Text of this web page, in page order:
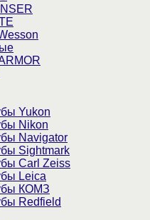
Yukon
Nikon
Navigator
Sightmark
Carl Zeiss
Leica
КОМЗ
Redfield